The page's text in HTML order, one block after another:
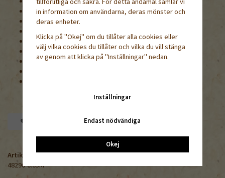
Groningstid: 8-12 dagar
Plantavstånd: ca 25 cm
Användning: rabatt, kant
Blomningstid: juli-frost
Läge: sol
Artikelnummer:
48290-0.05M
in information om användarna, deras mönster och
deras enheter.
Klicka på "Okej" om du tillåter alla cookies eller
välj vilka cookies du tillåter och vilka du vill stänga
av genom att klicka på "Inställningar" nedan.
Inställningar
Endast nödvändiga
Okej